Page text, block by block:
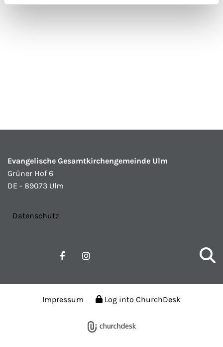
Evangelische Gesamtkirchengemeinde Ulm
Grüner Hof 6
DE - 89073 Ulm
Datenschutz
Impressum Log into ChurchDesk